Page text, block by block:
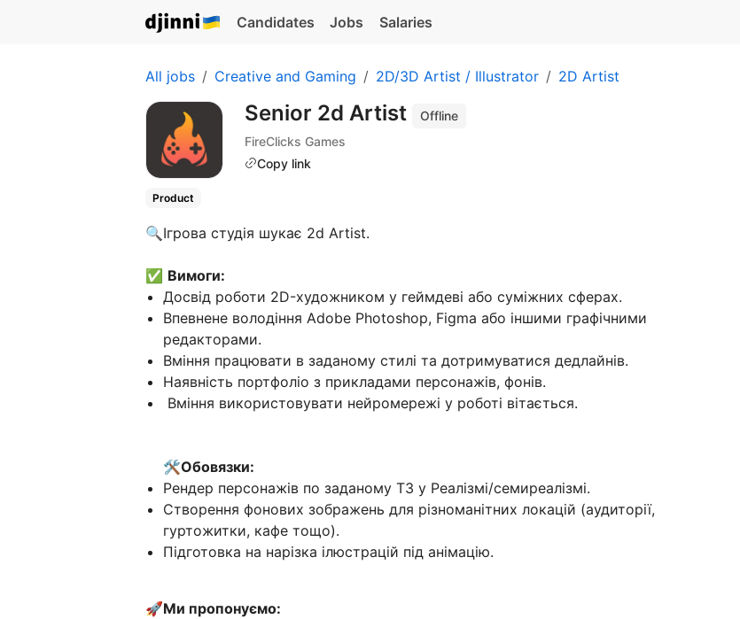
Candidates Jobs Salaries
All jobs Creative and Gaming 2D/3D Artist / Illustrator 2D Artist
Senior 2d Artist
Offline
FireClicks Games
Copy link
Product
🔍Iгрова студія шукає 2d Artist.
✅ Вимоги:
Досвід роботи 2D-художником у геймдеві або суміжних сферах.
Впевнене володіння Adobe Photoshop, Figma або іншими графічними
редакторами.
Вміння працювати в заданому стилі та дотримуватися дедлайнів.
Наявність портфоліо з прикладами персонажів, фонів.
Вміння використовувати нейромережі у роботі вітається.
🛠Обовязки:
Рендер персонажів по заданому ТЗ у Реалізмі/семиреалізмі.
Створення фонових зображень для різноманітних локацій (аудиторії,
гуртожитки, кафе тощо).
Підготовка на нарізка ілюстрацій під анімацію.
🚀Ми пропонуємо: